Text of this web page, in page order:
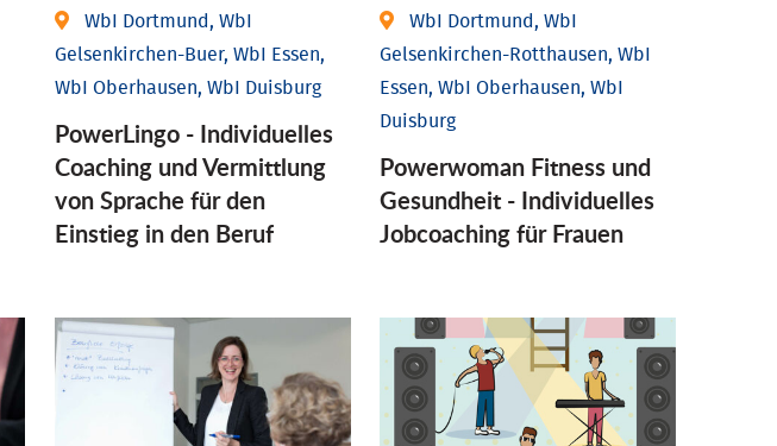
WbI Dortmund, WbI
Gelsenkirchen-Buer, WbI Essen,
WbI Oberhausen, WbI Duisburg
PowerLingo - Individuelles
Coaching und Vermittlung
von Sprache für den
Einstieg in den Beruf
WbI Dortmund, WbI
Gelsenkirchen-Rotthausen, WbI
Essen, WbI Oberhausen, WbI
Duisburg
Powerwoman Fitness und
Gesund­heit - Individu­elles
Job­coaching für Frauen